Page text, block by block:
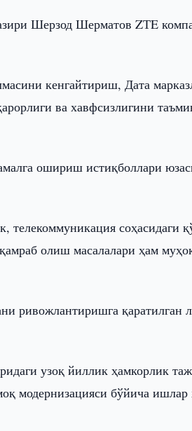
Шерзод Шерматов ZТE
кенгайтириш, Дата
ва хавфсизлигини
ошириш истиқболлари
телекоммуникация соҳасидаги
олиш масалалари ҳам
ривожлантиришга қаратилган
узоқ йиллик ҳамкорлик
модернизацияси бўйича ишлар